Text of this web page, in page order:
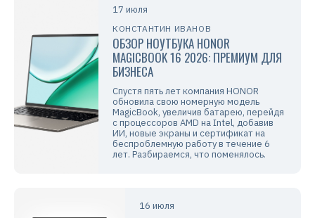
17 июля
КОНСТАНТИН ИВАНОВ
ОБЗОР НОУТБУКА HONOR
MAGICBOOK 16 2026: ПРЕМИУМ ДЛЯ
БИЗНЕСА
Спустя пять лет компания HONOR
обновила свою номерную модель
MagicBook, увеличив батарею, перейдя
с процессоров AMD на Intel, добавив
ИИ, новые экраны и сертификат на
беспроблемную работу в течение 6
лет. Разбираемся, что поменялось.
16 июля